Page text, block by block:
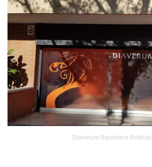
Diaverum Barcelona Rotellar